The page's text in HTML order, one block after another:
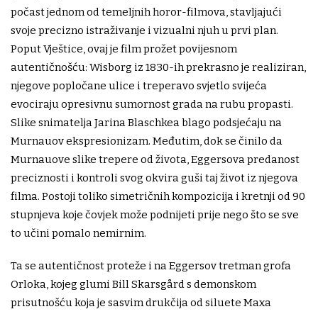
počast jednom od temeljnih horor-filmova, stavljajući
svoje precizno istraživanje i vizualni njuh u prvi plan.
Poput Vještice, ovaj je film prožet povijesnom
autentičnošću: Wisborg iz 1830-ih prekrasno je realiziran,
njegove popločane ulice i treperavo svjetlo svijeća
evociraju opresivnu sumornost grada na rubu propasti.
Slike snimatelja Jarina Blaschkea blago podsjećaju na
Murnauov ekspresionizam. Međutim, dok se činilo da
Murnauove slike trepere od života, Eggersova predanost
preciznosti i kontroli svog okvira guši taj život iz njegova
filma. Postoji toliko simetričnih kompozicija i kretnji od 90
stupnjeva koje čovjek može podnijeti prije nego što se sve
to učini pomalo nemirnim.
Ta se autentičnost proteže i na Eggersov tretman grofa
Orloka, kojeg glumi Bill Skarsgård s demonskom
prisutnošću koja je sasvim drukčija od siluete Maxa